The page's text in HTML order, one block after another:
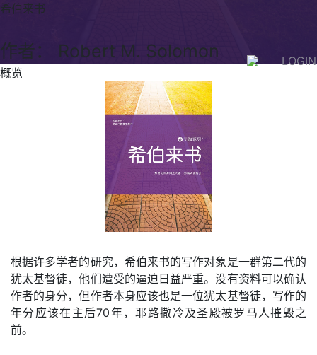
LOGIN
希伯来书
作者： Robert M. Solomon
概览
根据许多学者的研究，希伯来书的写作对象是一群第二代的
犹太基督徒，他们遭受的逼迫日益严重。没有资料可以确认
作者的身分，但作者本身应该也是一位犹太基督徒，写作的
年分应该在主后70年，耶路撒冷及圣殿被罗马人摧毁之
前。